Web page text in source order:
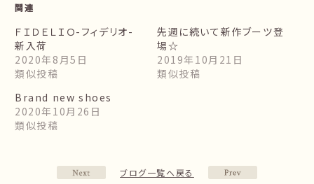
関連
ＦＩＤＥＬＩＯ-フィデリオ-
新入荷
2020年8月5日
類似投稿
先週に続いて新作ブーツ登
場☆
2019年10月21日
類似投稿
Brand new shoes
2020年10月26日
類似投稿
ブログ一覧へ戻る